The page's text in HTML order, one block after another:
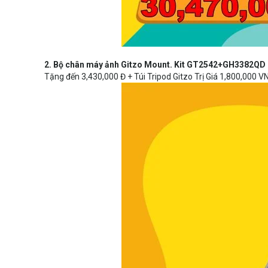
2. Bộ chân máy ảnh Gitzo Mount. Kit GT2542+GH3382QD
Tặng đến 3,430,000 Đ + Túi Tripod Gitzo Trị Giá 1,800,000